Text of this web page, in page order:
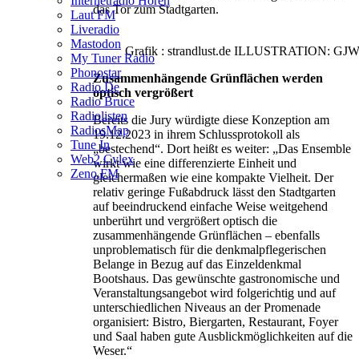
Laut FM
Liveradio
Mastodon
My Tuner Radio
Phonostar
Radio.de
Radio Bruce
Radiolisten
RadiosMap
Tune In
Web2 Cylex
Zeno.FM
das Tor zum Stadtgarten.
Grafik : strandlust.de ILLUSTRATION:
Zusammenhängende Grünflächen werden
optisch vergrößert
Bereits die Jury würdigte diese Konzeption am
19.12.2023 in ihrem Schlussprotokoll als
„bestechend“. Dort heißt es weiter: „Das Ensemble
wirkt wie eine differenzierte Einheit und
gleichermaßen wie eine kompakte Vielheit. Der
relativ geringe Fußabdruck lässt den Stadtgarten
auf beeindruckend einfache Weise weitgehend
unberührt und vergrößert optisch die
zusammenhängende Grünflächen – ebenfalls
unproblematisch für die denkmalpflegerischen
Belange in Bezug auf das Einzeldenkmal
Bootshaus. Das gewünschte gastronomische und
Veranstaltungsangebot wird folgerichtig und auf
unterschiedlichen Niveaus an der Promenade
organisiert: Bistro, Biergarten, Restaurant, Foyer
und Saal haben gute Ausblickmöglichkeiten auf die
Weser.“